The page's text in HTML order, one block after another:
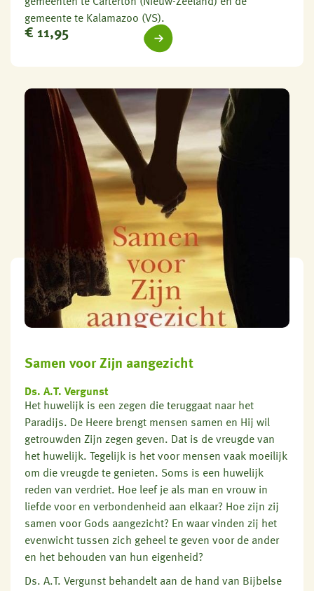
gemeente te Kalamazoo (VS).
€ 11,95
Samen voor Zijn aangezicht
Ds. A.T. Vergunst
Het huwelijk is een zegen die teruggaat naar het
Paradijs. De Heere brengt mensen samen en Hij wil
getrouwden Zijn zegen geven. Dat is de vreugde van
het huwelijk. Tegelijk is het voor mensen vaak moeilijk
om die vreugde te genieten. Soms is een huwelijk
reden van verdriet. Hoe leef je als man en vrouw in
liefde voor en verbondenheid aan elkaar? Hoe zijn zij
samen voor Gods aangezicht? En waar vinden zij het
evenwicht tussen zich geheel te geven voor de ander
en het behouden van hun eigenheid?
Ds. A.T. Vergunst behandelt aan de hand van Bijbelse